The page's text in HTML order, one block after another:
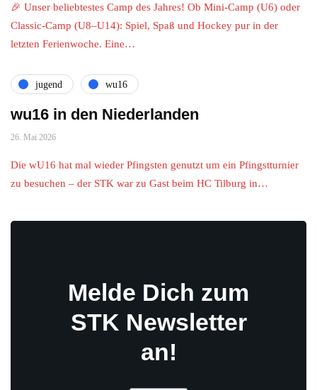
🎉 Unser beliebtestes Camp des Jahres! Ob Mini-Camp (U6) oder
Classic-Camp (U8–U14): Spiel, Spaß und Hockey pur in der
letzten Ferienwoche. Eine…
jugend wu16
wu16 in den Niederlanden
26. Mai 2026
Die wU16 hat mal wieder Pfingsten genutzt um ein Pfingstturnier
zu besuchen – der STK war zu Gast beim HC Tilburg in…
Melde Dich zum
STK Newsletter
an!